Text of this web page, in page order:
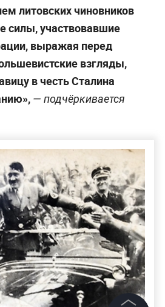
литовских чиновников
силы, участвовавшие
выражая перед
взгляды,
в честь Сталина
— подчёркивается